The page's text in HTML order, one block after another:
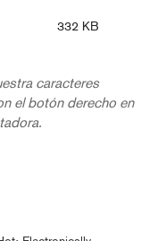
332 KB
caracteres
el botón derecho en